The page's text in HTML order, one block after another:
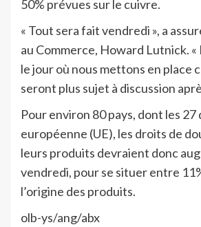
50% prévues sur le cuivre.
« Tout sera fait vendredi », a
au Commerce, Howard Lutnick.
le jour où nous mettons en place
seront plus sujet à discussion
Pour environ 80 pays, dont les 27
européenne (UE), les droits de
leurs produits devraient donc
vendredi, pour se situer entre
l’origine des produits.
olb-ys/ang/abx